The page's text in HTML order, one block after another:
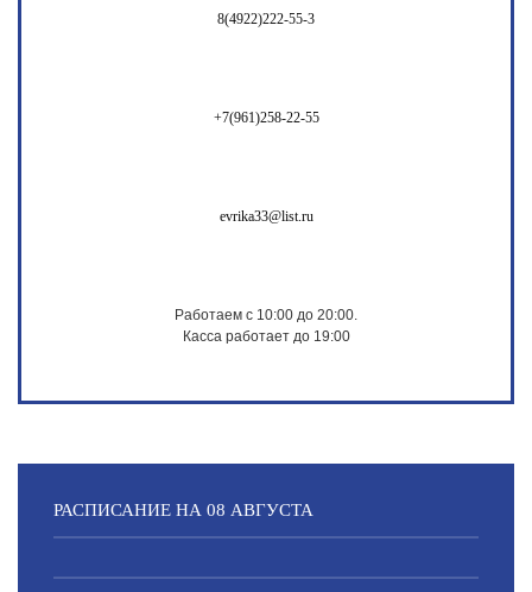
8(4922)222-55-3
+7(961)258-22-55
evrika33@list.ru
Работаем с 10:00 до 20:00.
Касса работает до 19:00
РАСПИСАНИЕ НА 08 АВГУСТА